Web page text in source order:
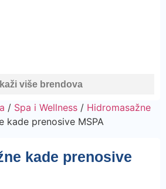
više brendova
/ Spa i Wellness / Hidromasažne
kade prenosive MSPA
kade prenosive